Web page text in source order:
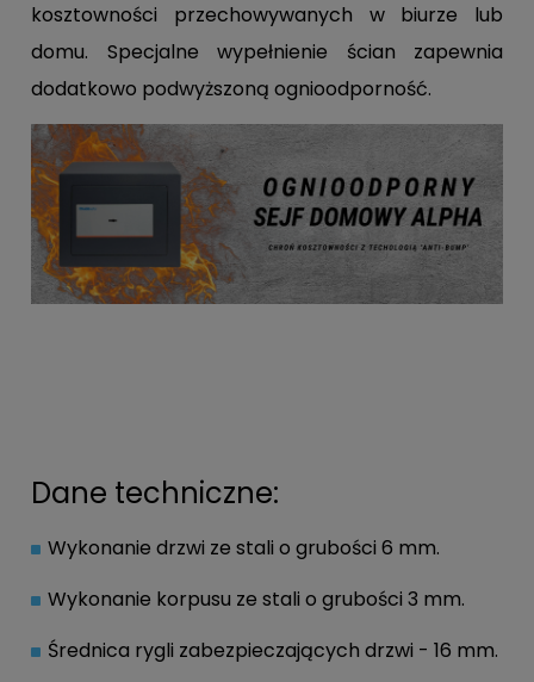
kosztowności przechowywanych w biurze lub
domu. Specjalne wypełnienie ścian zapewnia
dodatkowo podwyższoną ognioodporność.
Dane techniczne:
Wykonanie drzwi ze stali o grubości 6 mm.
Wykonanie korpusu ze stali o grubości 3 mm.
Średnica rygli zabezpieczających drzwi - 16 mm.